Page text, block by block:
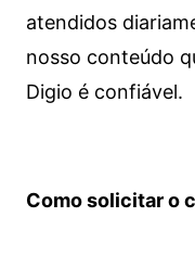
atendidos
nosso conteúdo
Digio é confiável.
Como solicitar o